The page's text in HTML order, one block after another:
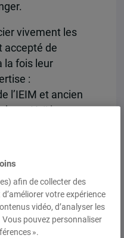
vivement les
accepté de
la fois leur
:
l’IEIM et ancien
en Haïti et aux
Viens,
spéciaux à
la formation
afin de collecter des
votre expérience
vidéo, d’analyser les
pouvez personnaliser
».